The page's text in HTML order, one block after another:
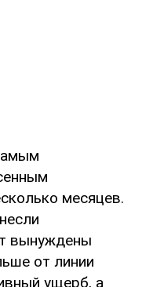
месяцев.
вынуждены
от линии
ущерб, а